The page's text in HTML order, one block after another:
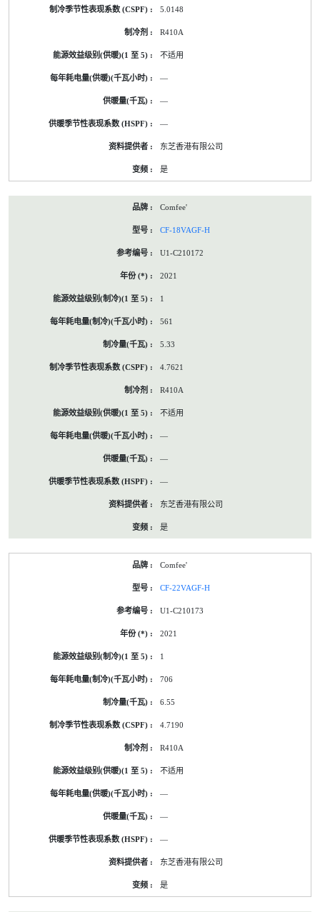
5.0148
R410A
不适用
—
—
—
东芝香港有限公司
是
Comfee'
CF-18VAGF-H
U1-C210172
2021
1
561
5.33
4.7621
R410A
不适用
—
—
—
东芝香港有限公司
是
Comfee'
CF-22VAGF-H
U1-C210173
2021
1
706
6.55
4.7190
R410A
不适用
—
—
—
东芝香港有限公司
是